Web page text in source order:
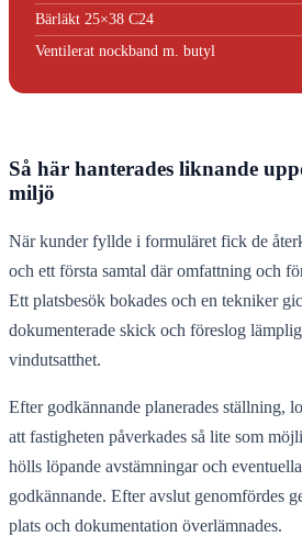
Bärläkt 25×38 C24
Ventilerat nockband m. butyl
Så här hanterades liknande
miljö
När kunder fyllde i formuläret fick de
och ett första samtal där omfattning och
Ett platsbesök bokades och en tekniker
dokumenterade skick och föreslog
vindutsatthet.
Efter godkännande planerades ställning,
att fastigheten påverkades så lite som
hölls löpande avstämningar och
godkännande. Efter avslut genomfördes
plats och dokumentation överlämnades.